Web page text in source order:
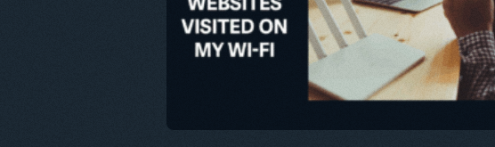
트위터 Facebook 링크 복사